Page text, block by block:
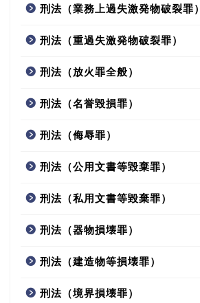
刑法（業務上過失激発物破裂罪）
刑法（重過失激発物破裂罪）
刑法（放火罪全般）
刑法（名誉毀損罪）
刑法（侮辱罪）
刑法（公用文書等毀棄罪）
刑法（私用文書等毀棄罪）
刑法（器物損壊罪）
刑法（建造物等損壊罪）
刑法（境界損壊罪）